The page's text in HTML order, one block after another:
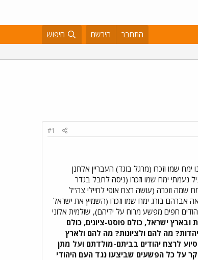
התחבר הירשם חיפוש
#1
ימח שמו וזכרו (מרגל בוגד) העבריין אלחנן
נעמתי ימח שמו וזכרו (ניסה לחבל בגדר
שמה וזכרה (עושה רצח אופי לחיילי צה"ל
אברהם בורג ימח שמו וזכרו (השמיץ את ישראל
חפים מפשע מרוח על ידיהם), שולמית אלוני
ובארץ ישראל, כולם פוסט-ציונים, כולם
מה להם ולציונות? מה להם ולארץ
לרצח יהודים בביתם-מולדתם ועל מתן
על כל הפשעים שביצעו נגד העם היהודי